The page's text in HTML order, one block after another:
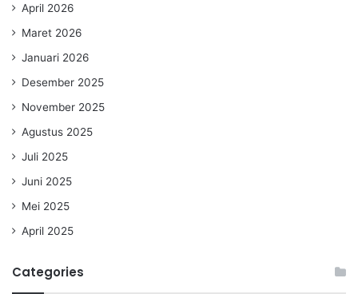
April 2026
Maret 2026
Januari 2026
Desember 2025
November 2025
Agustus 2025
Juli 2025
Juni 2025
Mei 2025
April 2025
Categories